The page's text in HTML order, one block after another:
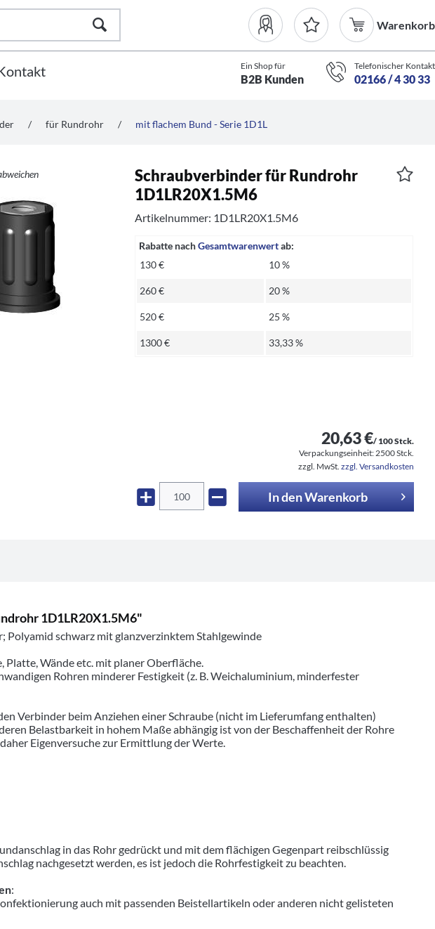
Warenkorb
Ein Shop für
B2B Kunden
Telefonischer Kontakt
02166 / 4 30 33
/ für Rundrohr / mit flachem Bund - Serie 1D1L
Schraubverbinder für Rundrohr
1D1LR20X1.5M6
Artikelnummer: 1D1LR20X1.5M6
Rabatte nachGesamtwarenwertab:
130 €
10 %
260 € 20 %
520 € 25 %
1300 € 33,33 %
20,63 €/ 100 Stck.
Verpackungseinheit:2500 Stck.
zzgl. MwSt. zzgl. Versandkosten
In denWarenkorb
1D1LR20X1.5M6"
schwarz mit glanzverzinktem Stahlgewinde
Wände etc. mit planer Oberfläche.
Rohren minderer Festigkeit (z. B. Weichaluminium, minderfester
Verbinder beim Anziehen einer Schraube (nicht im Lieferumfang enthalten)
Belastbarkeit in hohem Maße abhängig ist von der Beschaffenheit der Rohre
Eigenversuche zur Ermittlung der Werte.
in das Rohr gedrückt und mit dem flächigen Gegenpart reibschlüssig
nachgesetzt werden, es ist jedoch die Rohrfestigkeit zu beachten.
:
auch mit passenden Beistellartikeln oder anderen nicht gelisteten